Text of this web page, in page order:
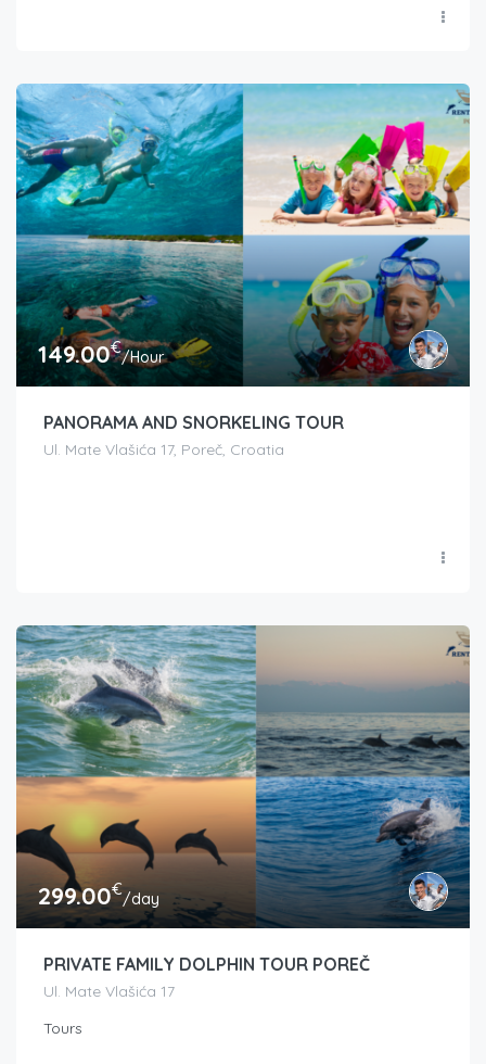
149.00€/Hour
PANORAMA AND SNORKELING TOUR
Ul. Mate Vlašića 17, Poreč, Croatia
299.00€/day
PRIVATE FAMILY DOLPHIN TOUR POREČ
Ul. Mate Vlašića 17
Tours